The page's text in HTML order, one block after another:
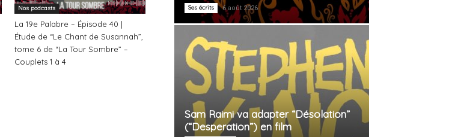
Nos podcasts
La 19e Palabre – Épisode 40 |
Étude de “Le Chant de Susannah”,
tome 6 de “La Tour Sombre” –
Couplets 1 à 4
Ses écrits 6 août 2026
Sam Raimi va adapter “Désolation”
(“Desperation”) en film